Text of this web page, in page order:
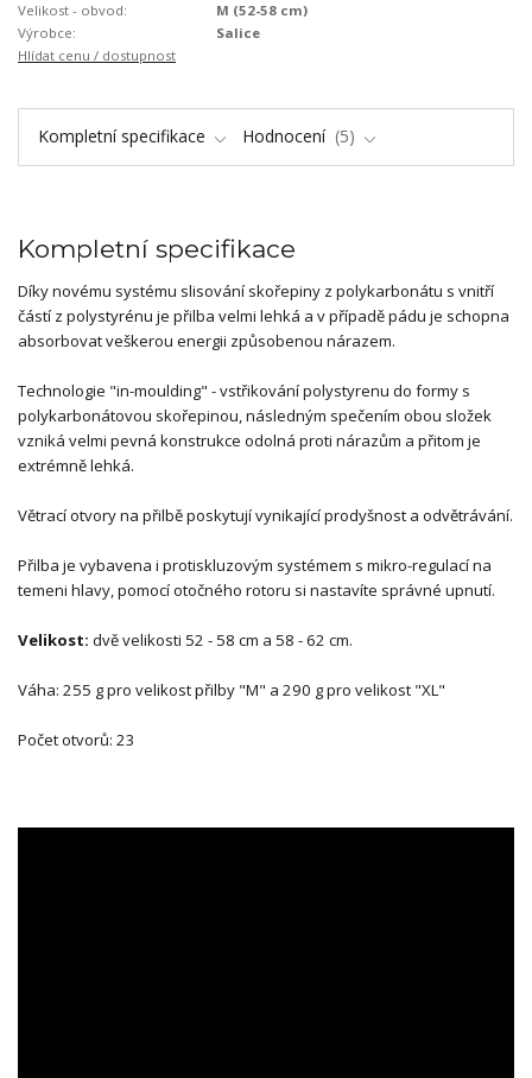
Velikost - obvod:
M (52-58 cm)
Výrobce:
Salice
Hlídat cenu / dostupnost
Kompletní specifikace Hodnocení 5
Kompletní specifikace
Díky novému systému slisování skořepiny z polykarbonátu s vnitří
částí z polystyrénu je přilba velmi lehká a v případě pádu je schopna
absorbovat veškerou energii způsobenou nárazem.
Technologie "in-moulding" - vstřikování polystyrenu do formy s
polykarbonátovou skořepinou, následným spečením obou složek
vzniká velmi pevná konstrukce odolná proti nárazům a přitom je
extrémně lehká.
Větrací otvory na přilbě poskytují vynikající prodyšnost a odvětrávání.
Přilba je vybavena i protiskluzovým systémem s mikro-regulací na
temeni hlavy, pomocí otočného rotoru si nastavíte správné upnutí.
Velikost: dvě velikosti 52 - 58 cm a 58 - 62 cm.
Váha: 255 g pro velikost přilby "M" a 290 g pro velikost "XL"
Počet otvorů: 23